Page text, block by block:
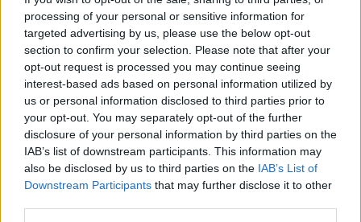
processing of your personal or sensitive information for
targeted advertising by us, please use the below opt-out
section to confirm your selection. Please note that after your
opt-out request is processed you may continue seeing
interest-based ads based on personal information utilized by
us or personal information disclosed to third parties prior to
your opt-out. You may separately opt-out of the further
disclosure of your personal information by third parties on the
IAB’s list of downstream participants. This information may
also be disclosed by us to third parties on the IAB’s List of
Downstream Participants that may further disclose it to other
vajmi keveset változtatott megszólalásán (régi
orgonák és szintetizátorok, előre programozott
dobok, Alex Scallynagy köröket leíró gitározása és
Victoria Legrandhűvösen szenvedélyes éneke
jellemzi a mai napig), a hangzás mégis mindig
fejlődött valamerre és ezen a szűk dreampopos
tartományon belül a fokozatos építkezés elvével
messzire és meglepően nagy népszerűségig jutottak.
A szobazenés bemutatkozás után a 2008-as
Devotionön teltebb lett a sound és soulos a hangulat,
a már komoly rajongótábort (fesztivál-headliner
pozíciót) hozó 2010-esTeen Dreamen tovább nőtt az